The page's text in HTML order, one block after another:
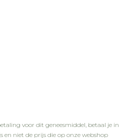
voor dit geneesmiddel, betaal je in
en niet de prijs die op onze webshop